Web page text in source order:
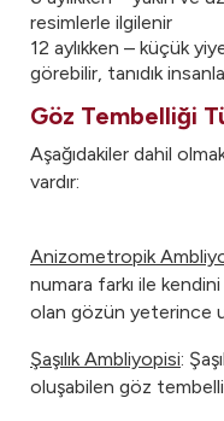
resimlerle ilgilenir
12 aylıkken – küçük
görebilir, tanıdık
Göz Tembelliği
Aşağıdakiler dahil
vardır:
Anizometropik
numara farkı ile
olan gözün yeterince
Şaşılık Ambliyopisi:
oluşabilen göz